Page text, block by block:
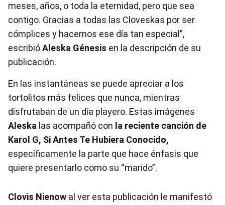
meses, años, o toda la eternidad, pero que sea
contigo. Gracias a todas las Cloveskas por ser
cómplices y hacernos ese día tan especial”,
escribióAleska Génesis en la descripción de su
publicación.
En las instantáneas se puede apreciar a los
tortolitos más felices que nunca, mientras
disfrutaban de un día playero. Estas imágenes
Aleska las acompañó con la reciente canción de
Karol G, Si Antes Te Hubiera Conocido,
específicamente la parte que hace énfasis que
quiere presentarlo como su “marido”.
Clovis Nienow al ver esta publicación le manifestó